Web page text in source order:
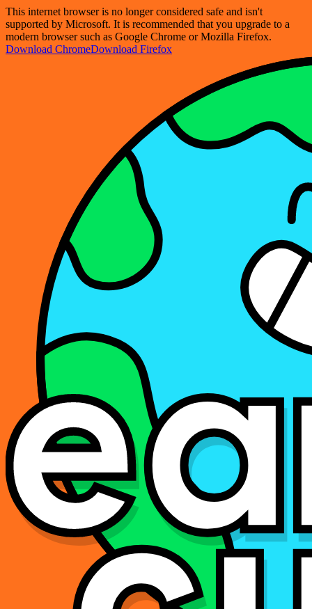
This internet browser is no longer considered safe and isn't
supported by Microsoft. It is recommended that you upgrade to a
modern browser such as Google Chrome or Mozilla Firefox.
Download ChromeDownload Firefox